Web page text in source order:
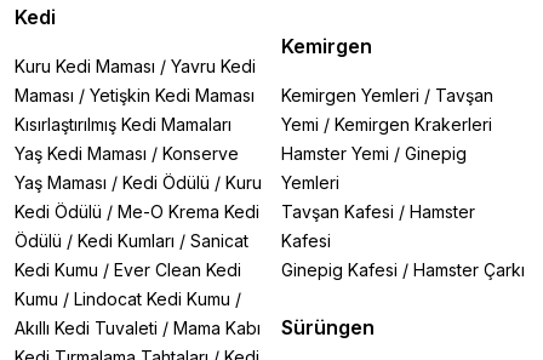
Kedi
Kuru Kedi Maması / Yavru Kedi
Maması / Yetişkin Kedi Maması
Kısırlaştırılmış Kedi Mamaları
Yaş Kedi Maması / Konserve
Yaş Maması / Kedi Ödülü / Kuru
Kedi Ödülü / Me-O Krema Kedi
Ödülü / Kedi Kumları / Sanicat
Kedi Kumu / Ever Clean Kedi
Kumu / Lindocat Kedi Kumu /
Akıllı Kedi Tuvaleti / Mama Kabı
Kemirgen
Kemirgen Yemleri / Tavşan
Yemi / Kemirgen Krakerleri
Hamster Yemi / Ginepig
Yemleri
Tavşan Kafesi / Hamster
Kafesi
Ginepig Kafesi / Hamster Çarkı
Sürüngen